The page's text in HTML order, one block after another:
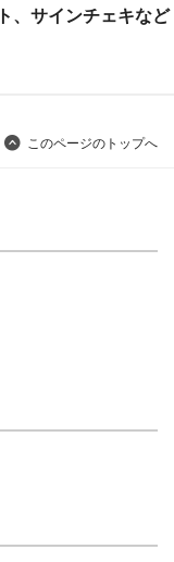
、サインチェキなど
このページのトップへ